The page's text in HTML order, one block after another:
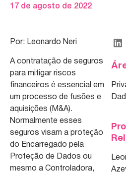
17 de agosto de 2022
Por: Leonardo Neri
A contratação de seguros
para mitigar riscos
financeiros é essencial em
um processo de fusões e
aquisições (M&A).
Normalmente esses
seguros visam a proteção
do Encarregado pela
Proteção de Dados ou
mesmo a Controladora,